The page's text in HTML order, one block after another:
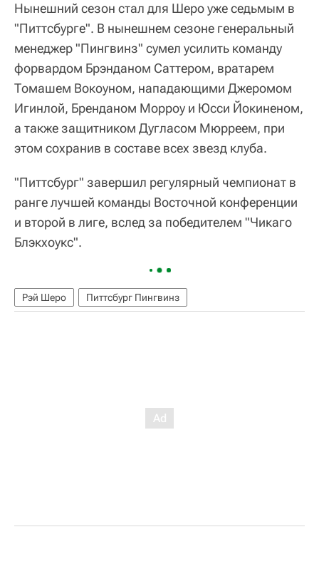
Нынешний сезон стал для Шеро уже седьмым в
"Питтсбурге". В нынешнем сезоне генеральный
менеджер "Пингвинз" сумел усилить команду
форвардом Брэнданом Саттером, вратарем
Томашем Вокоуном, нападающими Джеромом
Игинлой, Бренданом Морроу и Юсси Йокиненом,
а также защитником Дугласом Мюрреем, при
этом сохранив в составе всех звезд клуба.
"Питтсбург" завершил регулярный чемпионат в
ранге лучшей команды Восточной конференции
и второй в лиге, вслед за победителем "Чикаго
Блэкхоукс".
Рэй Шеро Питтсбург Пингвинз